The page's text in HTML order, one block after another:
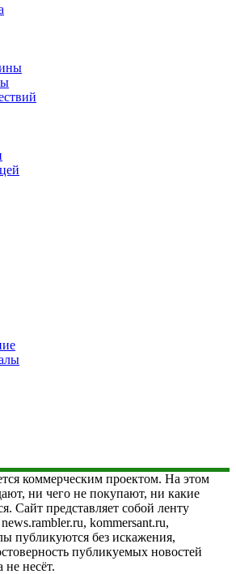
коммерческим проектом. На этом
ни чего не покупают, ни какие
Сайт представляет собой ленту
kommersant.ru,
публикуются без искажения,
публикуемых новостей
несёт.